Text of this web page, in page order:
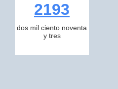
2193
dos mil ciento noventa
y tres